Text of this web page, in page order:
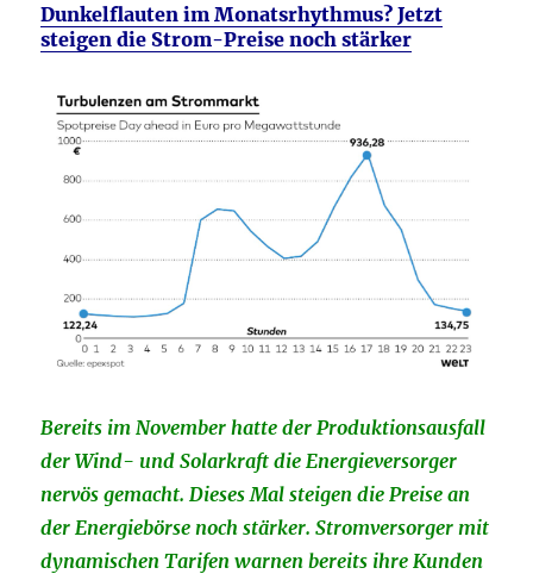
Dunkelflauten im Monatsrhythmus? Jetzt
steigen die Strom-Preise noch stärker
Bereits im November hatte der Produktionsausfall
der Wind- und Solarkraft die Energieversorger
nervös gemacht. Dieses Mal steigen die Preise an
der Energiebörse noch stärker. Stromversorger mit
dynamischen Tarifen warnen bereits ihre Kunden